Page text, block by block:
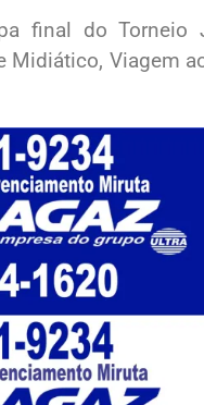
final do Torneio
Viagem